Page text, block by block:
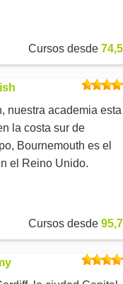
Cursos desde
nuestra academia esta
la costa sur de
Bournemouth es el
el Reino Unido.
Cursos desde